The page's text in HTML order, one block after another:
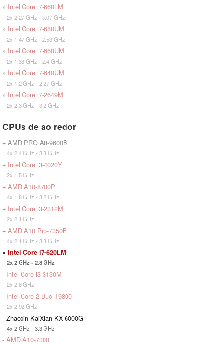
» Intel Core i7-660LM
2x 2.27 GHz - 3.07 GHz
» Intel Core i7-680UM
2x 1.47 GHz - 2.53 GHz
» Intel Core i7-660UM
2x 1.33 GHz - 2.4 GHz
» Intel Core i7-640UM
2x 1.2 GHz - 2.27 GHz
» Intel Core i7-2649M
2x 2.3 GHz - 3.2 GHz
CPUs de ao redor
+ AMD PRO A8-9600B
4x 2.4 GHz - 3.3 GHz
+ Intel Core i3-4020Y
2x 1.5 GHz
+ AMD A10-8700P
4x 1.8 GHz - 3.2 GHz
+ Intel Core i3-2312M
2x 2.1 GHz
+ AMD A10 Pro-7350B
4x 2.1 GHz - 3.3 GHz
» Intel Core i7-620LM
2x 2 GHz - 2.8 GHz
- Intel Core i3-3130M
2x 2.6 GHz
- Intel Core 2 Duo T9800
2x 2.92 GHz
- Zhaoxin KaiXian KX-6000G
4x 2 GHz - 3.3 GHz
- AMD A10-7300